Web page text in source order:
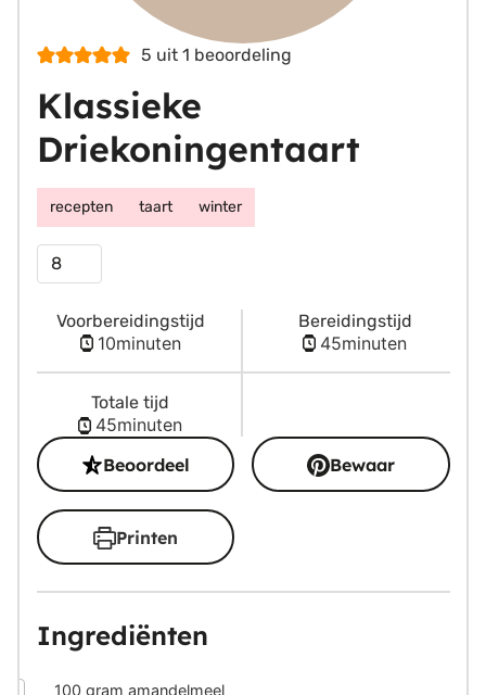
5 uit 1 beoordeling
Klassieke
Driekoningentaart
recepten taart winter
Porties
Voorbereidingstijd
10minuten
minuten
Bereidingstijd
45minuten
minuten
Totale tijd
45minuten
minuten
Beoordeel
Bewaar
Printen
Ingrediënten
100 gram amandelmeel